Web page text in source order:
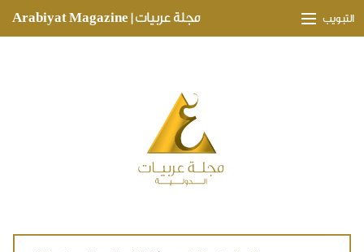
مجلة عربيات | Arabiyat Magazine التبويب